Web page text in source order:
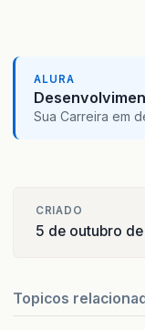
ALURA
Sua Carreira em
CRIADO
5 de outubro
Topicos